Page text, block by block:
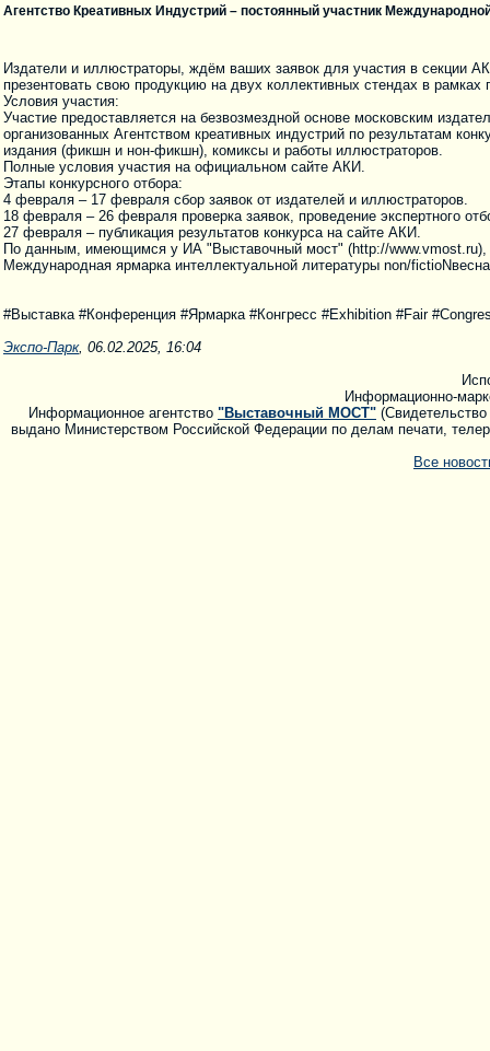
Агентство Креативных Индустрий – постоянный участник
Издатели и иллюстраторы, ждём ваших заявок для участия в секции
презентовать свою продукцию на двух коллективных стендах в рамках
Условия участия:
Участие предоставляется на безвозмездной основе московским
организованных Агентством креативных индустрий по результатам
издания (фикшн и нон-фикшн), комиксы и работы иллюстраторов.
Полные условия участия на официальном сайте АКИ.
Этапы конкурсного отбора:
4 февраля – 17 февраля сбор заявок от издателей и иллюстраторов.
18 февраля – 26 февраля проверка заявок, проведение экспертного
27 февраля – публикация результатов конкурса на сайте АКИ.
По данным, имеющимся у ИА "Выставочный мост" (http://www.vmost.ru),
Международная ярмарка интеллектуальной литературы non/
#Выставка #Конференция #Ярмарка #Конгресс #Exhibition #Fair
Экспо-Парк, 06.02.2025, 16:04
Информационно-
Информационное агентство "Выставочный МОСТ"
выдано Министерством Российской Федерации по делам печати,
Все